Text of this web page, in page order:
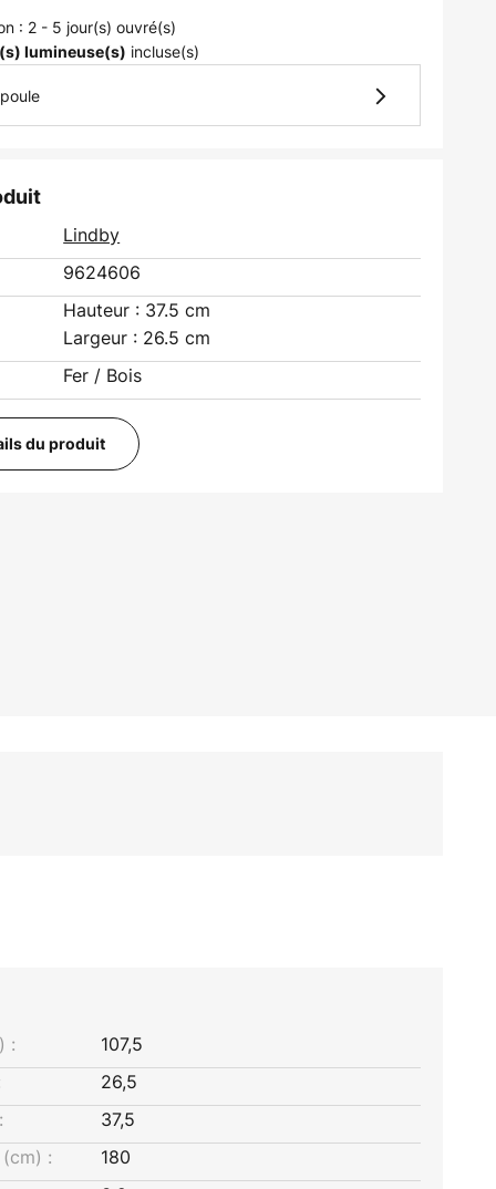
: 2 - 5 jour(s) ouvré(s)
lumineuse(s) incluse(s)
Lindby
9624606
Hauteur : 37.5 cm
Largeur : 26.5 cm
Fer / Bois
du produit
:
107,5
26,5
37,5
:
180